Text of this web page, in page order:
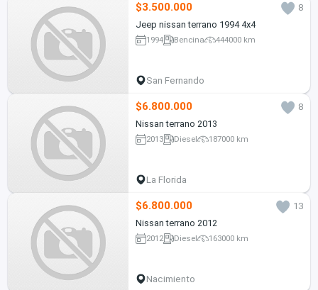
$3.500.000
8
Jeep nissan terrano 1994 4x4
1994 Bencina 444000 km
San Fernando
$6.800.000
8
Nissan terrano 2013
2013 Diesel 187000 km
La Florida
$6.800.000
13
Nissan terrano 2012
2012 Diesel 163000 km
Nacimiento